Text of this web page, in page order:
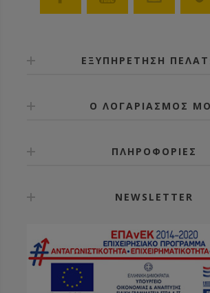
ΕΞΥΠΗΡΕΤΗΣΗ
Ο ΛΟΓΑΡΙΑΣΜΟΣ
ΠΛΗΡΟΦΟΡΙΕΣ
NEWSLETTER